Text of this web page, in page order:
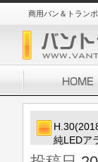
商用バン＆トラン
純LEDア